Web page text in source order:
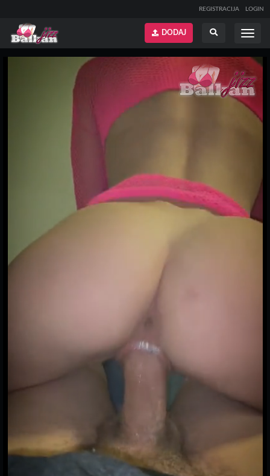
REGISTRACIJA LOGIN
Prikaži
pretragu
DODAJ